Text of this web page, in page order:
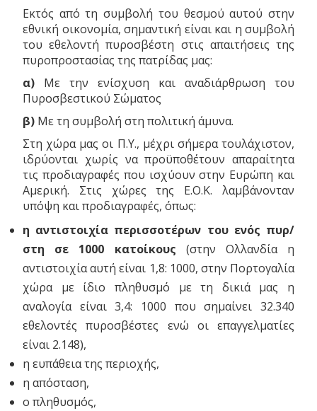
Εκτός από τη συμβολή του θεσμού αυτού στην
εθνική οικονομία, σημαντική είναι και η συμβολή
του εθελοντή πυροσβέστη στις απαιτήσεις της
πυροπροστασίας της πατρίδας μας:
α) Με την ενίσχυση και αναδιάρθρωση του
Πυροσβεστικού Σώματος
β) Με τη συμβολή στη πολιτική άμυνα.
Στη χώρα μας οι Π.Υ., μέχρι σήμερα τουλάχιστον,
ιδρύονται χωρίς να προϋποθέτουν απαραίτητα
τις προδιαγραφές που ισχύουν στην Ευρώπη και
Αμερική. Στις χώρες της Ε.Ο.Κ. λαμβάνονταν
υπόψη και προδιαγραφές, όπως:
η αντιστοιχία περισσοτέρων του ενός πυρ/
στη σε 1000 κατοίκους (στην Ολλανδία η
αντιστοιχία αυτή είναι 1,8: 1000, στην Πορτογαλία
χώρα με ίδιο πληθυσμό με τη δικιά μας η
αναλογία είναι 3,4: 1000 που σημαίνει 32.340
εθελοντές πυροσβέστες ενώ οι επαγγελματίες
είναι 2.148),
η ευπάθεια της περιοχής,
η απόσταση,
ο πληθυσμός,